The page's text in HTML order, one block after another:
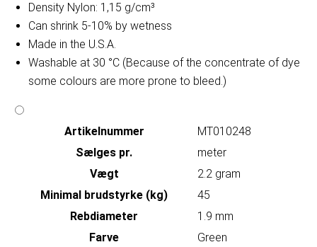
Density Nylon: 1,15 g/cm³
Can shrink 5-10% by wetness
Made in the U.S.A.
Washable at 30 °C (Because of the concentrate of dye
some colours are more prone to bleed.)
Artikelnummer
MT010248
Sælges pr.
meter
Vægt
2.2 gram
Minimal brudstyrke (kg)
45
Rebdiameter
1.9 mm
Farve
Green